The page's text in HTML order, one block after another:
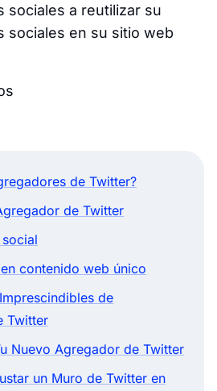
sociales a reutilizar su
sociales en su sitio web
de Twitter?
de Twitter
contenido web único
de
Twitter
Nuevo Agregador de Twitter
un Muro de Twitter en